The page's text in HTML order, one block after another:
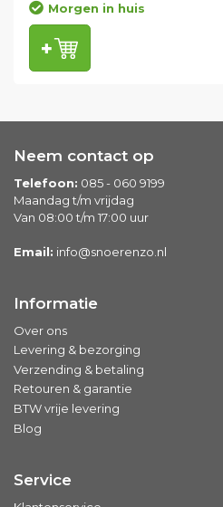
Morgen in huis
Neem contact op
Telefoon: 085 - 060 9199
Maandag t/m vrijdag
Van 08:00 t/m 17:00 uur
Email: info@snoerenzo.nl
Informatie
Over ons
Levering & bezorging
Verzending & betaling
Retouren & garantie
BTW vrije levering
Blog
Service